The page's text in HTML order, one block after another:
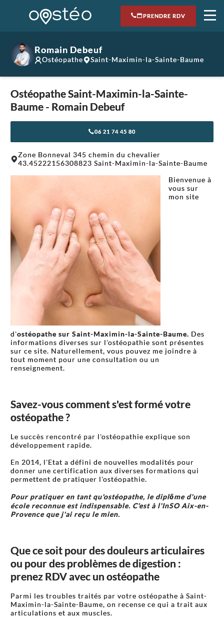
PRENDRE RDV
Romain Debeuf
Ostéopathe Saint-Maximin-la-Sainte-Baume
Ostéopathe Saint-Maximin-la-Sainte-
Baume - Romain Debeuf
06 21 74 45 80
+
−
Zone Bonneval 345 chemin du chevalier
43.45222156308823 Saint-Maximin-la-Sainte-Baume
Bienvenue à
vous sur
mon site
d'ostéopathe sur Saint-Maximin-la-Sainte-Baume. Des
informations diverses sur l'ostéopathie sont présentes
sur ce site. Naturellement, vous pouvez me joindre à
tout moment pour une consultation ou un
renseignement.
Savez-vous comment s'est formé votre
ostéopathe ?
Le succès rencontré par l'ostéopathie explique son
développement rapide.
En 2014, l'Etat a défini de nouvelles modalités pour
donner une certification aux diverses formations qui
permettent de pratiquer l'ostéopathie.
Pour pratiquer en tant qu'ostéopathe, le diplôme d'une
école reconnue est indispensable. C'est à l'InSO Aix-en-
Provence que j'ai reçu le mien.
Que ce soit pour des douleurs articulaires
ou pour des problèmes de digestion :
prenez RDV avec un ostéopathe
Parmi les troubles traités par votre ostéopathe à Saint-
Maximin-la-Sainte-Baume, on recense ce qui a trait aux
articulations et aux muscles.